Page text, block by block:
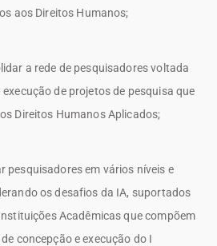
aos Direitos Humanos;
a rede de pesquisadores voltada
execução de projetos de pesquisa que
Direitos Humanos Aplicados;
pesquisadores em vários níveis e
os desafios da IA, suportados
Acadêmicas que compõem
concepção e execução do I